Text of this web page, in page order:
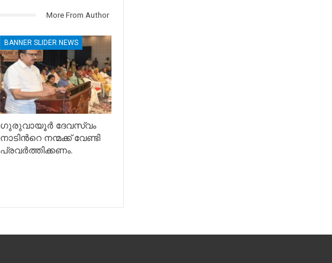
More From Author
BANNER SLIDER NEWS
ഗുരുവായൂർ ദേവസ്വം
നാടിൻറെ നന്മക്ക് വേണ്ടി
പ്രവർത്തിക്കണം.